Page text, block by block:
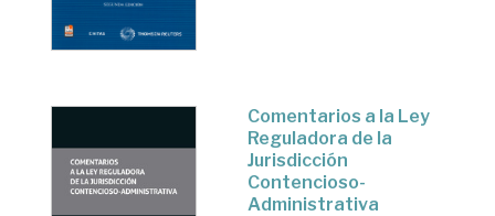
Comentarios a la Ley
Reguladora de la
Jurisdicción
Contencioso-
Administrativa